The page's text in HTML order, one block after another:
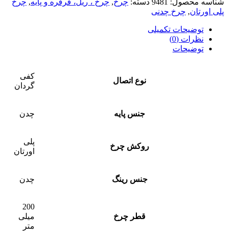
پلی اورتان, چرخ چدنی
توضیحات تکمیلی
نظرات (0)
توضیحات
نوع اتصال
کفی
گردان
جنس پایه چدن
روکش چرخ
پلی
اورتان
جنس رینگ چدن
قطر چرخ
200
میلی
متر